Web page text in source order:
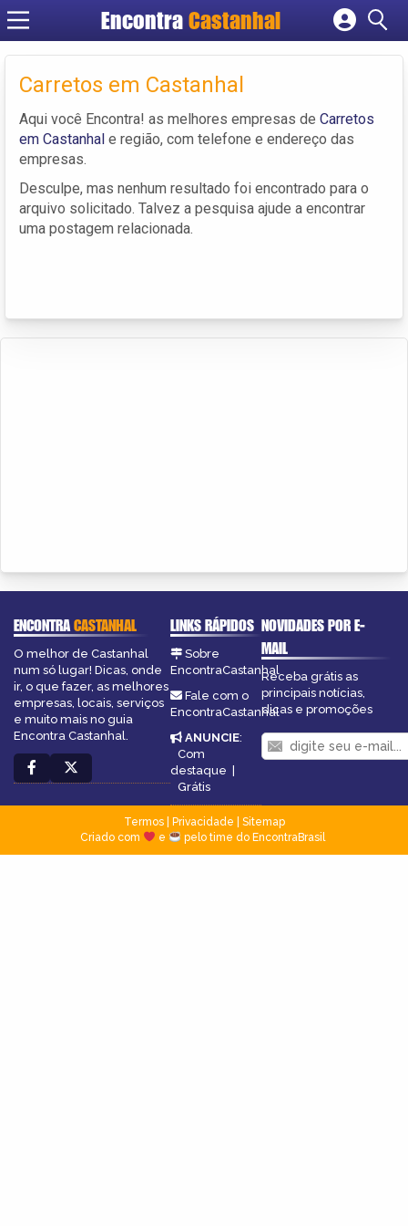
EncontraCastanhal
Cadastrar empresa
Criar conta
Carretos em Castanhal
Aqui você Encontra! as melhores empresas de Carretos
em Castanhal e região, com telefone e endereço das
empresas.
Desculpe, mas nenhum resultado foi encontrado para o
arquivo solicitado. Talvez a pesquisa ajude a encontrar
uma postagem relacionada.
ENCONTRACASTANHAL
O melhor de Castanhal
num só lugar! Dicas, onde
ir, o que fazer, as melhores
empresas, locais, serviços
e muito mais no guia
Encontra Castanhal.
LINKS RÁPIDOS
Sobre
EncontraCastanhal
Fale com o
EncontraCastanhal
ANUNCIE:
Com
destaque |
Grátis
NOVIDADES POR E-
MAIL
Receba grátis as
principais notícias,
dicas e promoções
Termos| Privacidade
Sitemap
Criado com
e pelo time do EncontraBrasil